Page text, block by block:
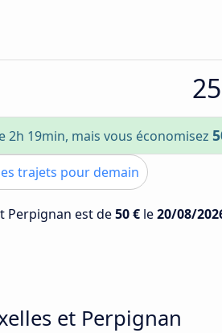
19min, mais vous économisez
trajets pour demain
Perpignan est de50 € le20/08/
et Perpignan